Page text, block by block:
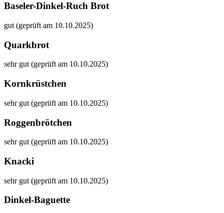
Baseler-Dinkel-Ruch Brot
gut (geprüft am 10.10.2025)
Quarkbrot
sehr gut (geprüft am 10.10.2025)
Kornkrüstchen
sehr gut (geprüft am 10.10.2025)
Roggenbrötchen
sehr gut (geprüft am 10.10.2025)
Knacki
sehr gut (geprüft am 10.10.2025)
Dinkel-Baguette